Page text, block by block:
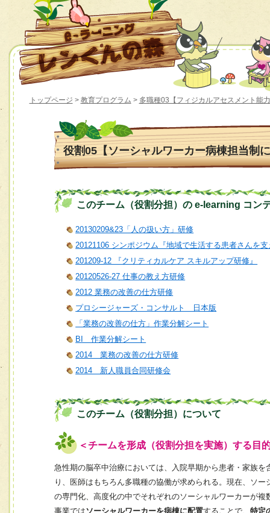
トップページ > 教育プログラム > 多職種03【フィジカルアセスメント能
役割05【ソーシャルワーカー病棟担当制
このチーム（役割分担）の e-learning コン
20130209&23「人の扱い方」研修
20121106 シンポジウム『地域で生活する患者さんを
201209-12 『クリティカルケア スキルアップ研修』
20120526-27 仕事の教え方研修
2012 業務の改善の仕方研修
プロシージャーズ・コンサルト 日本版
「業務の改善の仕方」作業分解シート
BI 作業分解シート
2014 業務の改善の仕方研修
2014 新人職員合同研修会
このチーム（役割分担）について
＜チームを形成（役割分担を実施）する目
急性期の脳卒中治療においては、入院早期から患者・家族
り、医師はもちろん多職種の協働が求められる。現在、ソ
の専門化、高度化の中でそれぞれのソーシャルワーカーが
事業ではソーシャルワーカーを病棟に配置することで、 特定